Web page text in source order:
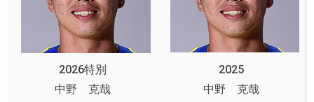
2026特別
2025
中野 克哉
中野 克哉